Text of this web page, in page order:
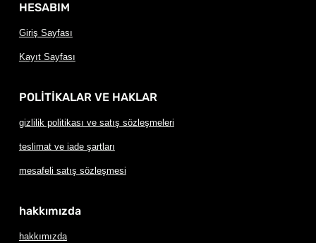
HESABIM
Giriş Sayfası
Kayıt Sayfası
POLİTİKALAR VE HAKLAR
gizlilik politikası ve satış sözleşmeleri
teslimat ve iade şartları
mesafeli satış sözleşmesi
hakkımızda
hakkımızda